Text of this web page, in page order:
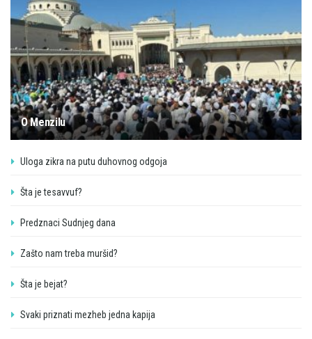
O Menzilu
Uloga zikra na putu duhovnog odgoja
Šta je tesavvuf?
Predznaci Sudnjeg dana
Zašto nam treba muršid?
Šta je bejat?
Svaki priznati mezheb jedna kapija